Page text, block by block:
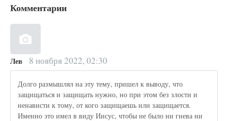
Комментарии
Лев 8 ноября 2022, 02:30
Долго размышлял на эту тему, пришел к выводу, что
защищаться и защищать нужно, но при этом без злости и
ненависти к тому, от кого защищаешь или защищается.
Именно это имел в виду Иисус, чтобы не было ни гнева ни